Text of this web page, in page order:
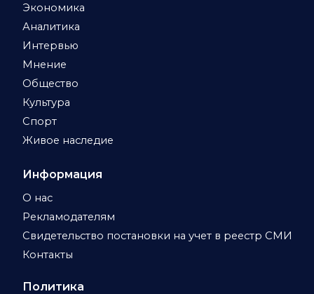
Экономика
Аналитика
Интервью
Мнение
Общество
Культура
Спорт
Живое наследие
Информация
О нас
Рекламодателям
Свидетельство постановки на учет в реестр СМИ
Контакты
Политика